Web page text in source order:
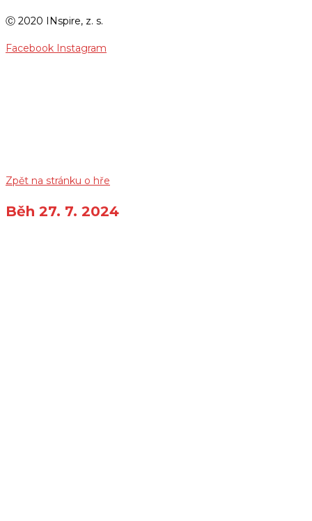
Ⓒ 2020 INspire, z. s.
Facebook Instagram
Zpět na stránku o hře
Běh 27. 7. 2024